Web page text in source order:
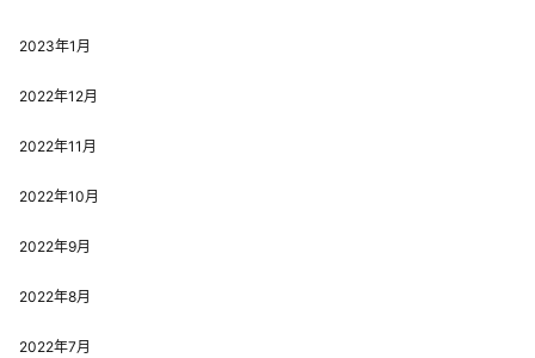
2023年1月
2022年12月
2022年11月
2022年10月
2022年9月
2022年8月
2022年7月